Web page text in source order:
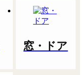
窓・ドア